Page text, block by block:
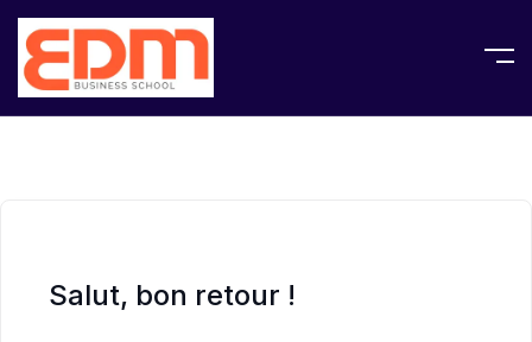
Salut, bon retour !